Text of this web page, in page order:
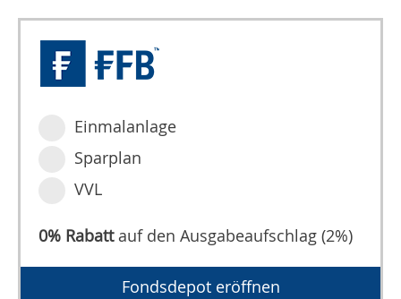
Einmalanlage
Sparplan
VVL
0% Rabattauf den Ausgabeaufschlag (2%)
Fondsdepot eröffnen